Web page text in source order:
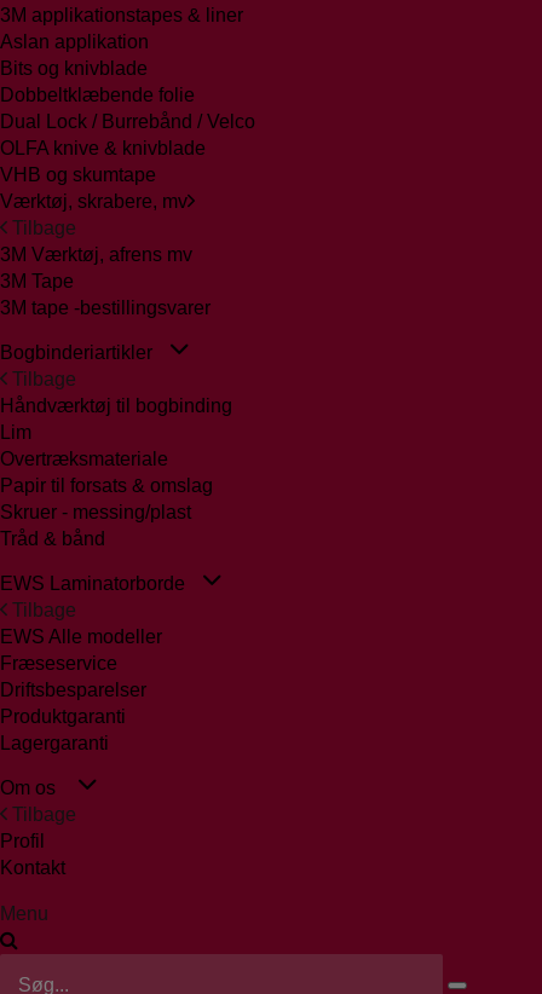
3M applikationstapes & liner
Aslan applikation
Bits og knivblade
Dobbeltklæbende folie
Dual Lock / Burrebånd / Velco
OLFA knive & knivblade
VHB og skumtape
Værktøj, skrabere, mv
Tilbage
3M Værktøj, afrens mv
3M Tape
3M tape -bestillingsvarer
Bogbinderiartikler
Tilbage
Håndværktøj til bogbinding
Lim
Overtræksmateriale
Papir til forsats & omslag
Skruer - messing/plast
Tråd & bånd
EWS Laminatorborde
Tilbage
EWS Alle modeller
Fræseservice
Driftsbesparelser
Produktgaranti
Lagergaranti
Om os
Tilbage
Profil
Kontakt
Menu